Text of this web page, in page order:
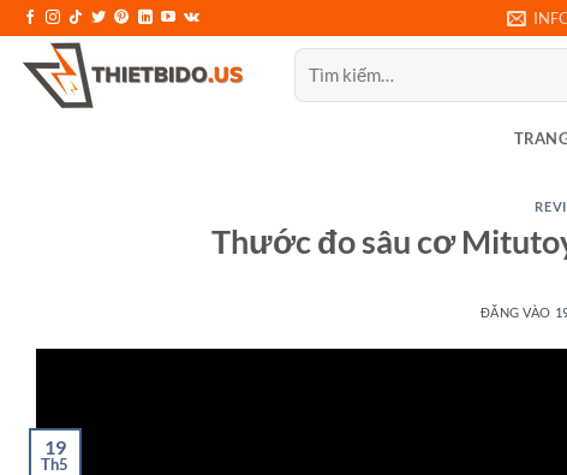
qua
nội
Tìm
kiếm:
Thước đo sâu cơ
ĐĂNG VÀO
19
Th5